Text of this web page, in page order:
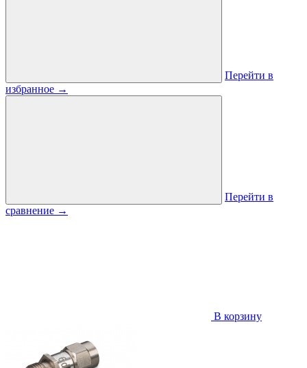
Перейти в
избранное →
Перейти в
сравнение →
В корзину